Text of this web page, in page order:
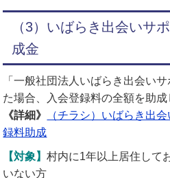
（3）いばらき出会いサ
成金
「一般社団法人いばらき出会い
た場合、入会登録料の全額を助成
《詳細》
（チラシ）いばらき出
録料助成
【対象】村内に1年以上居住して
いない方